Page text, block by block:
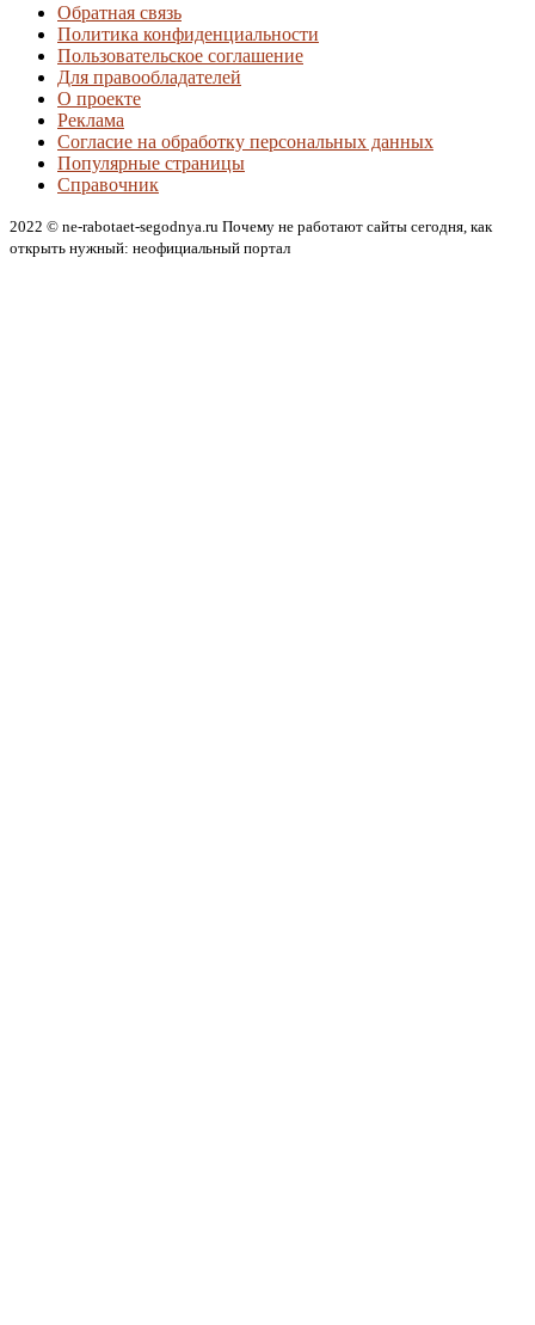
Обратная связь
Политика конфиденциальности
Пользовательское соглашение
Для правообладателей
О проекте
Реклама
Согласие на обработку персональных данных
Популярные страницы
Справочник
2022 © ne-rabotaet-segodnya.ru Почему не работают сайты сегодня, как
открыть нужный: неофициальный портал